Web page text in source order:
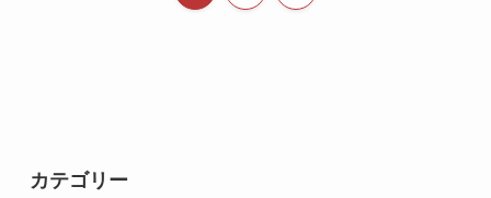
カテゴリー